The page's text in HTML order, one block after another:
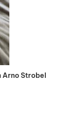
Arno Strobel